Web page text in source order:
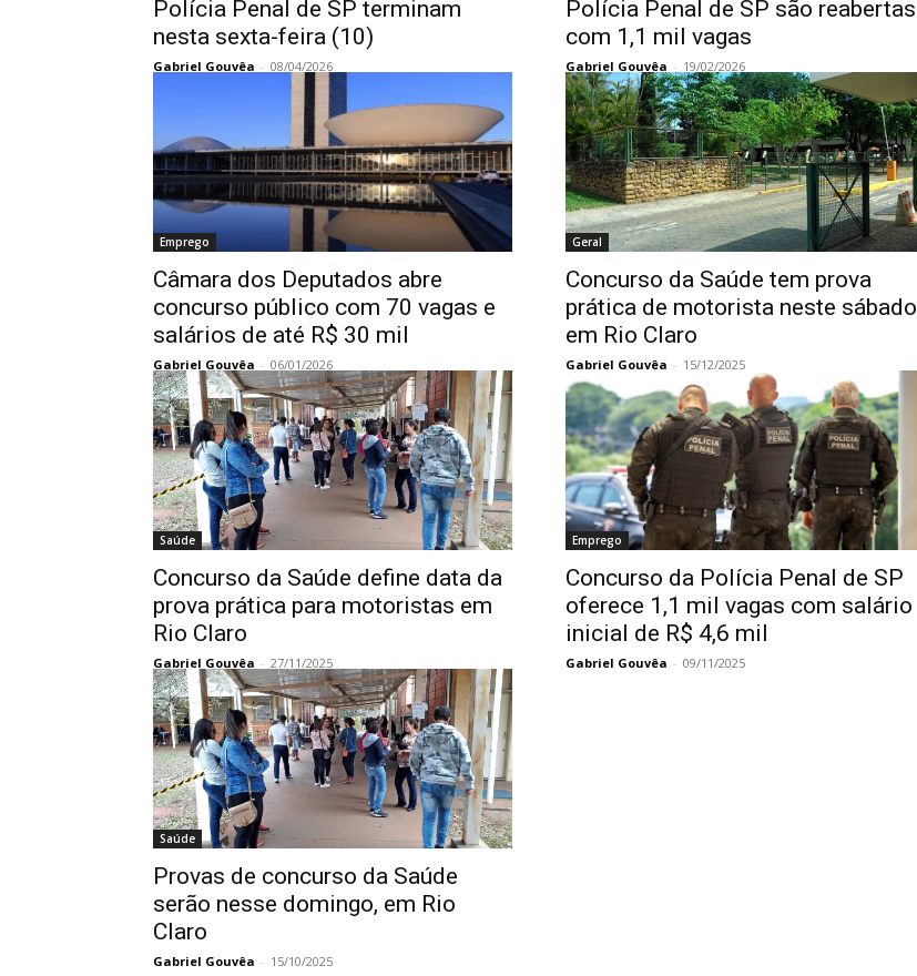
Polícia Penal de SP terminam
nesta sexta-feira (10)
Gabriel Gouvêa - 08/04/2026
Polícia Penal de SP são reabertas
com 1,1 mil vagas
Gabriel Gouvêa - 19/02/2026
Emprego
Câmara dos Deputados abre
concurso público com 70 vagas e
salários de até R$ 30 mil
Gabriel Gouvêa - 06/01/2026
Geral
Concurso da Saúde tem prova
prática de motorista neste sábado
em Rio Claro
Gabriel Gouvêa - 15/12/2025
Saúde
Concurso da Saúde define data da
prova prática para motoristas em
Rio Claro
Gabriel Gouvêa - 27/11/2025
Emprego
Concurso da Polícia Penal de SP
oferece 1,1 mil vagas com salário
inicial de R$ 4,6 mil
Gabriel Gouvêa - 09/11/2025
Saúde
Provas de concurso da Saúde
serão nesse domingo, em Rio
Claro
Gabriel Gouvêa - 15/10/2025